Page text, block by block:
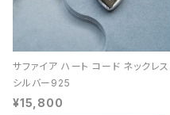
サファイア ハート コード ネックレス
シルバー925
¥15,800